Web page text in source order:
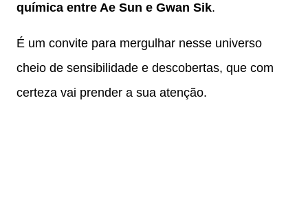
química entre Ae Sun e Gwan Sik.
É um convite para mergulhar nesse universo
cheio de sensibilidade e descobertas, que com
certeza vai prender a sua atenção.